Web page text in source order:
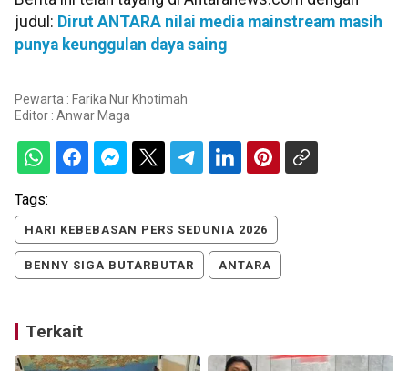
judul: Dirut ANTARA nilai media mainstream masih
punya keunggulan daya saing
Pewarta : Farika Nur Khotimah
Editor : Anwar Maga
Tags:
HARI KEBEBASAN PERS SEDUNIA 2026
BENNY SIGA BUTARBUTAR ANTARA
Terkait